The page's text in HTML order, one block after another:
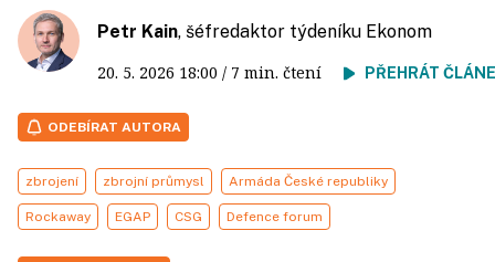
Petr Kain, šéfredaktor týdeníku Ekonom
20. 5. 2026 18:00 / 7 min. čtení PŘEHRÁT
ODEBÍRAT AUTORA
zbrojení zbrojní průmysl Armáda České republiky
Rockaway EGAP CSG Defence forum